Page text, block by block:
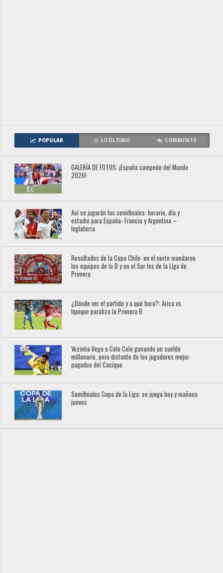
POPULAR LO ÚLTIMO COMMENTS
GALERÍA DE FOTOS: ¡España campeón del Mundo
2026!
Así se jugarán las semifinales: horario, día y
estadio para España- Francia y Argentina –
Inglaterra
Resultados de la Copa Chile: en el norte mandaron
los equipos de la B y en el Sur los de la Liga de
Primera
¿Dónde ver el partido y a qué hora?: Arica vs
Iquique paraliza la Primera B
Vozinha llega a Colo Colo ganando un sueldo
millonario, pero distante de los jugadores mejor
pagados del Cacique
Semifinales Copa de la Liga: se juega hoy y mañana
jueves